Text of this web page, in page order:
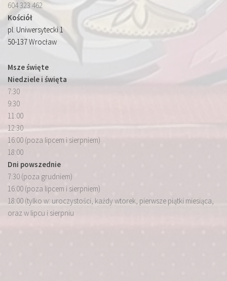
604 323 462
Kościół
pl. Uniwersytecki 1
50-137 Wrocław
Msze święte
Niedziele i święta
7:30
9:30
11:00
12:30
16:00 (poza lipcem i sierpniem)
18:00
Dni powszednie
7:30 (poza grudniem)
16:00 (poza lipcem i sierpniem)
18:00 (tylko w: uroczystości, każdy wtorek, pierwsze piątki miesiąca,
oraz w lipcu i sierpniu